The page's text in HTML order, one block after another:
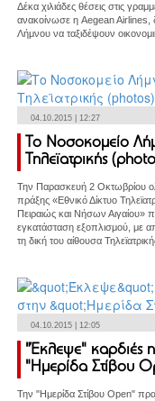
Δέκα χιλιάδες θέσεις στις
ανακοίνωσε η Aegean Airlines,
Λήμνου να ταξιδέψουν
04.10.2015 | 12:27
Το Νοσοκομείο
Τηλεϊατρικής
Την Παρασκευή 2 Οκτωβρίου
πράξης «Εθνικό Δίκτυο
Πειραιώς και Νήσων
εγκατάσταση εξοπλισμού, με
τη δική του αίθουσα
04.10.2015 | 12:05
"Έκλεψε" καρδιές
"Ημερίδα Στίβου
Την "Ημερίδα Στίβου Open"